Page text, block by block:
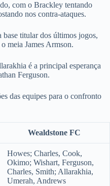
com o Brackley tentando
nos contra-ataques.
titular dos últimos jogos,
meia James Armson.
é a principal esperança
Ferguson.
das equipes para o confronto
Wealdstone FC
Howes; Charles, Cook,
Okimo; Wishart, Ferguson,
Charles, Smith; Allarakhia,
Umerah, Andrews